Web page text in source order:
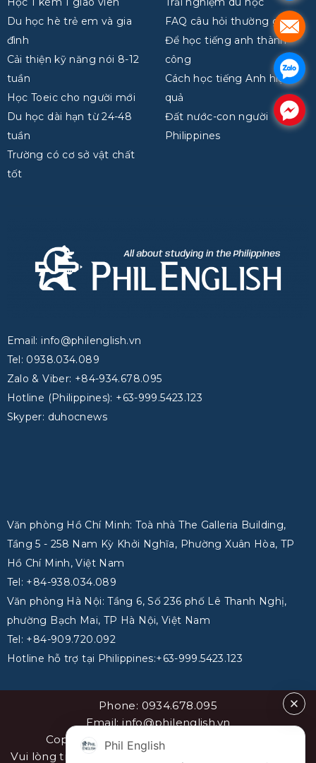
Du học hè trẻ em và gia
đình
Cải thiện kỹ năng nói 8-12
tuần
Học Toeic cho người mới
Du học dài hạn từ 24-48
tuần
Trường có cơ sở vật chất
tốt
FAQ câu hỏi thường gặp
Để học tiếng anh thành
công
Cách học tiếng Anh hiệu
quả
Đất nước-con người
Philippines
Email: info@philenglish.vn
Tel: 0938.034.089
Zalo & Viber: +84-934.678.095
Hotline (Philippines): +63-999.5423.123
Skyper: duhocnews
Văn phòng Hồ Chí Minh: Toà nhà The Galleria Building,
Tầng 5 - 258 Nam Kỳ Khởi Nghĩa, Phường Xuân Hòa, TP
Hồ Chí Minh, Việt Nam
Tel: +84-938.034.089
Văn phòng Hà Nội: Tầng 6, Số 236 phố Lê Thanh Nghị,
phường Bạch Mai, TP Hà Nội, Việt Nam
Tel: +84-909.720.092
Hotline hỗ trợ tại Philippines:+63-999.5423.123
Phone: 0934.678.095
Email: info@philenglish.vn
Copyright 2026 © PhilEnglish Việt Nam
Vui lòng trích dẫn nguồn khi sao chép bài viết. Sơ đồ
.
.
.
Phil English